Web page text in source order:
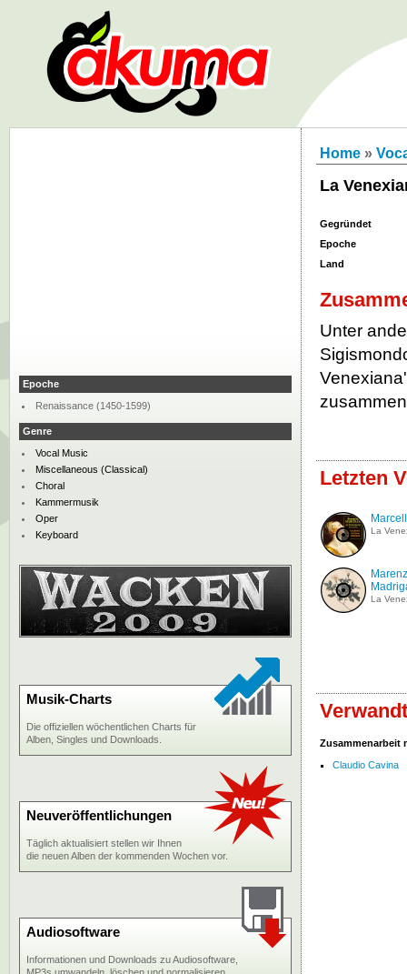
Home »
La
Gegründet
Epoche
Land
Unter
Letzten
La
La
Zusammenarbeit
Claudio Cavina
Epoche
Renaissance (1450-1599)
Genre
Vocal Music
Miscellaneous (Classical)
Choral
Kammermusik
Oper
Keyboard
Musik-Charts
Die offiziellen wöchentlichen Charts für
Alben, Singles und Downloads.
Neuveröffentlichungen
Täglich aktualisiert stellen wir Ihnen
die neuen Alben der kommenden Wochen vor.
Audiosoftware
Informationen und Downloads zu Audiosoftware,